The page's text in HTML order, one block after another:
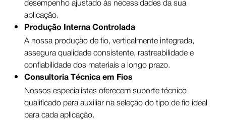
aplicação.
Produção Interna Controlada
A nossa produção de fio, verticalmente integrada,
assegura qualidade consistente, rastreabilidade e
confiabilidade dos materiais a longo prazo.
Consultoria Técnica em Fios
Nossos especialistas oferecem suporte técnico
qualificado para auxiliar na seleção do tipo de fio ideal
para cada aplicação.